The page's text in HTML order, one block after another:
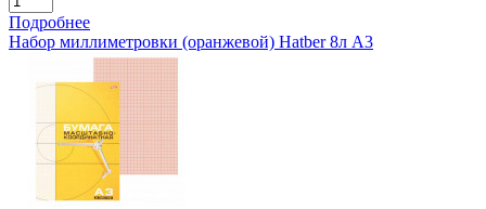
Подробнее
Набор миллиметровки (оранжевой) Hatber 8л А3